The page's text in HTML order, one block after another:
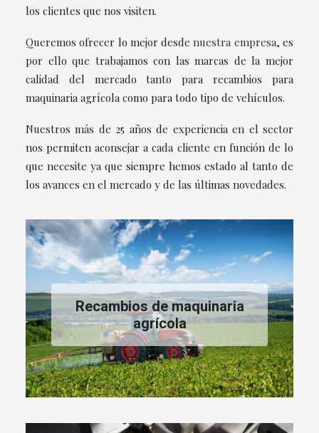
los clientes que nos visiten.
Queremos ofrecer lo mejor desdenuestra empresa, es
por ello que trabajamos con las marcas de la mejor
calidad del mercado tanto para recambios para
maquinaria agrícola como para todo tipo de vehículos.
Nuestros más de 25 años de experiencia en el sector
nos permiten aconsejar a cada cliente en función de lo
que necesite ya que siempre hemos estado al tanto de
los avances en el mercado y de las últimas novedades.
Recambios de maquinaria
agrícola